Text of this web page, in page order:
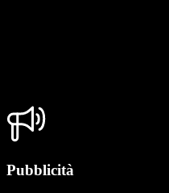
Pubblicità